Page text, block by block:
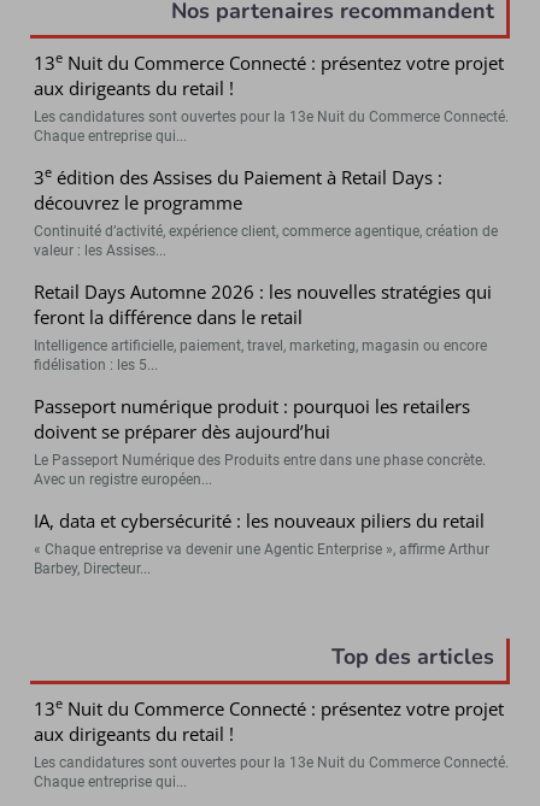
Nos partenaires recommandent
13e Nuit du Commerce Connecté : présentez votre projet
aux dirigeants du retail !
Les candidatures sont ouvertes pour la 13e Nuit du Commerce Connecté.
Chaque entreprise qui...
3e édition des Assises du Paiement à Retail Days :
découvrez le programme
Continuité d’activité, expérience client, commerce agentique, création de
valeur : les Assises...
Retail Days Automne 2026 : les nouvelles stratégies qui
feront la différence dans le retail
Intelligence artificielle, paiement, travel, marketing, magasin ou encore
fidélisation : les 5...
Passeport numérique produit : pourquoi les retailers
doivent se préparer dès aujourd’hui
Le Passeport Numérique des Produits entre dans une phase concrète.
Avec un registre européen...
IA, data et cybersécurité : les nouveaux piliers du retail
« Chaque entreprise va devenir une Agentic Enterprise », affirme Arthur
Barbey, Directeur...
Top des articles
13e Nuit du Commerce Connecté : présentez votre projet
aux dirigeants du retail !
Les candidatures sont ouvertes pour la 13e Nuit du Commerce Connecté.
Chaque entreprise qui...